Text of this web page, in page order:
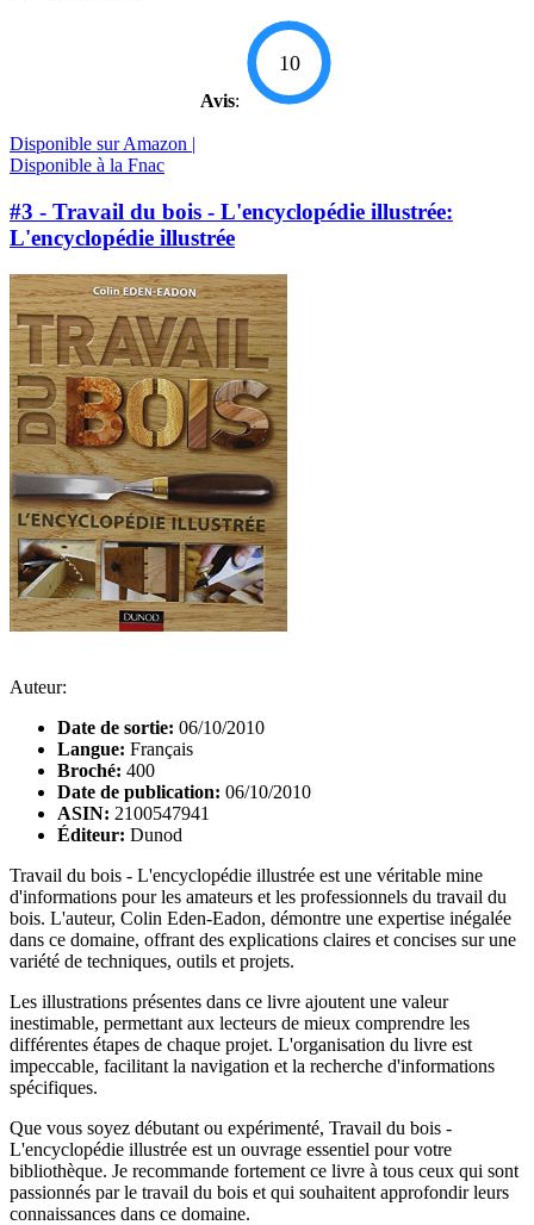
Avis:
10
Disponible sur Amazon |
Disponible à la Fnac
#3 - Travail du bois - L'encyclopédie illustrée:
L'encyclopédie illustrée
Auteur:
Date de sortie: 06/10/2010
Langue: Français
Broché: 400
Date de publication: 06/10/2010
ASIN: 2100547941
Éditeur: Dunod
Travail du bois - L'encyclopédie illustrée est une véritable mine
d'informations pour les amateurs et les professionnels du travail du
bois. L'auteur, Colin Eden-Eadon, démontre une expertise inégalée
dans ce domaine, offrant des explications claires et concises sur une
variété de techniques, outils et projets.
Les illustrations présentes dans ce livre ajoutent une valeur
inestimable, permettant aux lecteurs de mieux comprendre les
différentes étapes de chaque projet. L'organisation du livre est
impeccable, facilitant la navigation et la recherche d'informations
spécifiques.
Que vous soyez débutant ou expérimenté, Travail du bois -
L'encyclopédie illustrée est un ouvrage essentiel pour votre
bibliothèque. Je recommande fortement ce livre à tous ceux qui sont
passionnés par le travail du bois et qui souhaitent approfondir leurs
connaissances dans ce domaine.